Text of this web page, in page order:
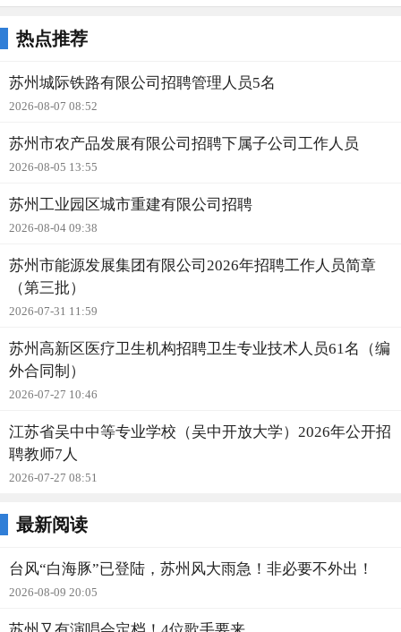
热点推荐
苏州城际铁路有限公司招聘管理人员5名
2026-08-07 08:52
苏州市农产品发展有限公司招聘下属子公司工作人员
2026-08-05 13:55
苏州工业园区城市重建有限公司招聘
2026-08-04 09:38
苏州市能源发展集团有限公司2026年招聘工作人员简章
（第三批）
2026-07-31 11:59
苏州高新区医疗卫生机构招聘卫生专业技术人员61名（编
外合同制）
2026-07-27 10:46
江苏省吴中中等专业学校（吴中开放大学）2026年公开招
聘教师7人
2026-07-27 08:51
最新阅读
台风“白海豚”已登陆，苏州风大雨急！非必要不外出！
2026-08-09 20:05